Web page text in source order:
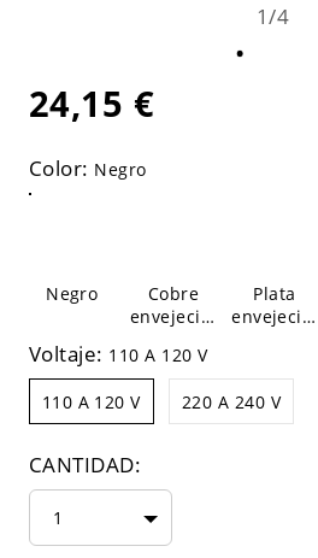
1/4
24,15 €
Color: Negro
Negro
Cobre
envejecido
Plata
envejecida
Voltaje: 110 A 120 V
110 A 120 V 220 A 240 V
CANTIDAD:
1